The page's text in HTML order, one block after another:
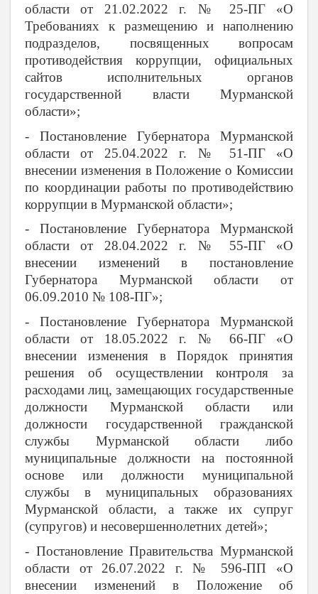
области от 21.02.2022 г. № 25-ПГ «О
Требованиях к размещению и наполнению
подразделов, посвященных вопросам
противодействия коррупции, официальных
сайтов исполнительных органов
государственной власти Мурманской
области»;
- Постановление Губернатора Мурманской
области от 25.04.2022 г. № 51-ПГ «О
внесении изменения в Положение о Комиссии
по координации работы по противодействию
коррупции в Мурманской области»;
- Постановление Губернатора Мурманской
области от 28.04.2022 г. № 55-ПГ «О
внесении изменений в постановление
Губернатора Мурманской области от
06.09.2010 № 108-ПГ»;
- Постановление Губернатора Мурманской
области от 18.05.2022 г. № 66-ПГ «О
внесении изменения в Порядок принятия
решения об осуществлении контроля за
расходами лиц, замещающих государственные
должности Мурманской области или
должности государственной гражданской
службы Мурманской области либо
муниципальные должности на постоянной
основе или должности муниципальной
службы в муниципальных образованиях
Мурманской области, а также их супруг
(супругов) и несовершеннолетних детей»;
- Постановление Правительства Мурманской
области от 26.07.2022 г. № 596-ПП «О
внесении изменений в Положение об